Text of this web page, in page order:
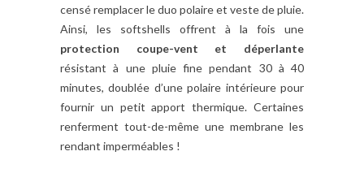
censé remplacer le duo polaire et veste de pluie.
Ainsi, les softshells offrent à la fois une
protection coupe-vent et déperlante
résistant à une pluie fine pendant 30 à 40
minutes, doublée d’une polaire intérieure pour
fournir un petit apport thermique. Certaines
renferment tout-de-même une membrane les
rendant imperméables !